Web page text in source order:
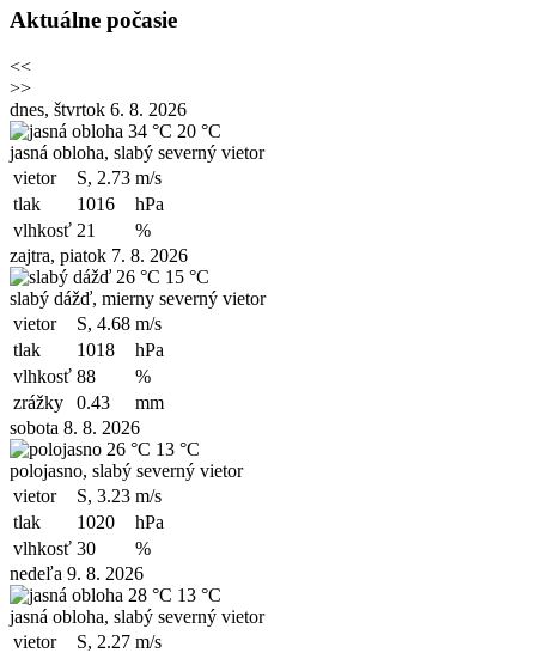
Aktuálne počasie
<<
>>
dnes, štvrtok 6. 8. 2026
34 °C 20 °C
jasná obloha, slabý severný vietor
vietor
S, 2.73 m/s
tlak
1016
hPa
vlhkosť 21
%
zajtra, piatok 7. 8. 2026
26 °C 15 °C
slabý dážď, mierny severný vietor
vietor
S, 4.68 m/s
tlak
1018
hPa
vlhkosť 88
%
zrážky
0.43
mm
sobota 8. 8. 2026
26 °C 13 °C
polojasno, slabý severný vietor
vietor
S, 3.23 m/s
tlak
1020
hPa
vlhkosť 30
%
nedeľa 9. 8. 2026
28 °C 13 °C
jasná obloha, slabý severný vietor
vietor
S, 2.27 m/s